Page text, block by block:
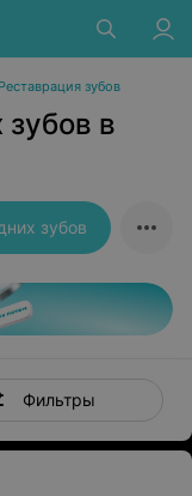
Реставрация зубов
в
зубов
Фильтры